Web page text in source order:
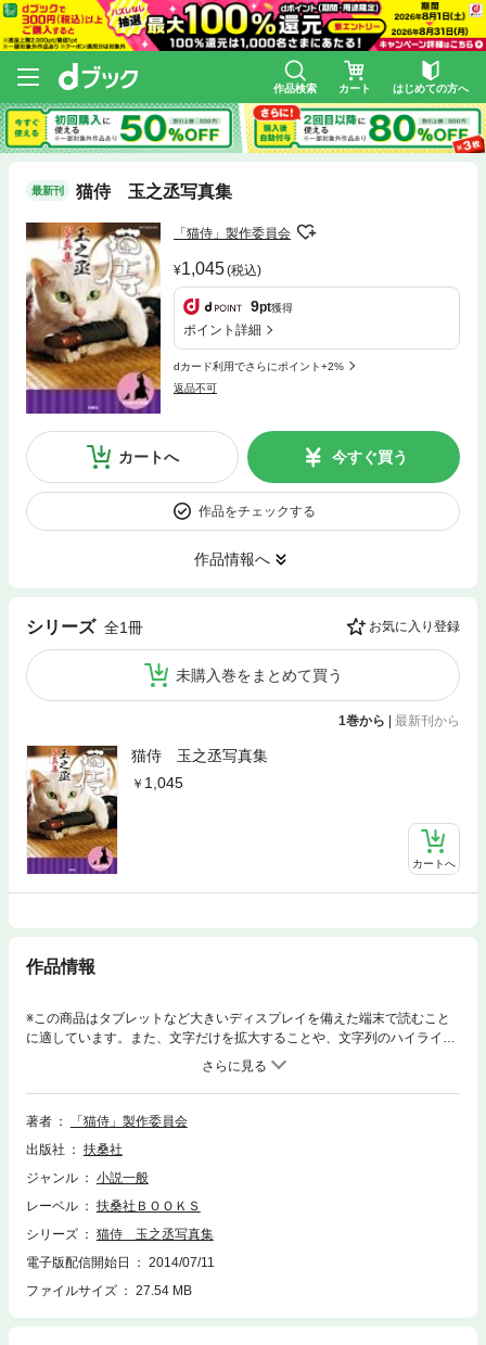
作品検索 カート はじめての方へ
最新刊 猫侍 玉之丞写真集
「猫侍」製作委員会
1,045(税込)
9pt獲得
ポイント詳細
dカード利用でさらにポイント+2%
返品不可
カートへ 今すぐ買う
作品をチェックする
作品情報へ
シリーズ 全1冊 お気に入り登録
未購入巻をまとめて買う
1巻から 最新刊から
猫侍 玉之丞写真集
1,045
カートへ
作品情報
※この商品はタブレットなど大きいディスプレイを備えた端末で読むこと
に適しています。また、文字だけを拡大することや、文字列のハイライ
ト、検索、辞書の参照、引用などの機能が使用できません。北村一輝主
演、全国15局、BSフジなどで放映されていた猫と侍の癒し系時代劇「猫
侍」。「可愛すぎる！」とファンを萌死させていた、芸達者の白猫・玉之
丞の写真集がついに登場!３猫１役を演じた猫たちそれぞれのポートレート
レーナーによる撮影秘話など内容も盛りだくさん。３匹の玉之丞、勢揃い
カットも!
著者
「猫侍」製作委員会
出版社
扶桑社
ジャンル
小説一般
レーベル
扶桑社ＢＯＯＫＳ
シリーズ
猫侍 玉之丞写真集
電子版配信開始日
2014/07/11
ファイルサイズ
27.54 MB